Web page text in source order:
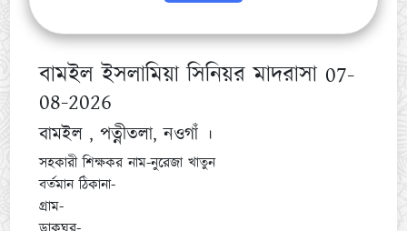
বামইল ইসলামিয়া সিনিয়র মাদরাসা 07-
08-2026
বামইল , পত্নীতলা, নওগাঁ ।
সহকারী শিক্ষকর নাম-নুরেজা খাতুন
বর্তমান ঠিকানা-
গ্রাম-